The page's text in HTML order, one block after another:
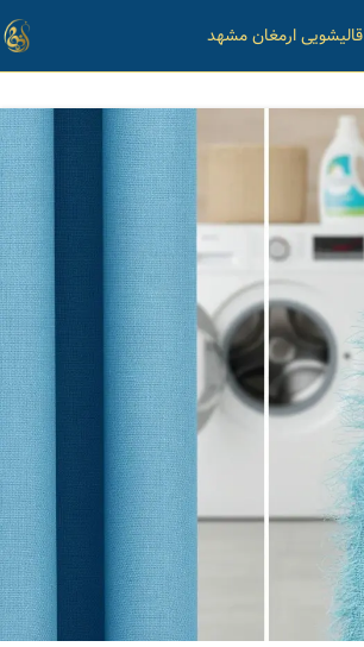
قالیشویی ارمغان مشهد